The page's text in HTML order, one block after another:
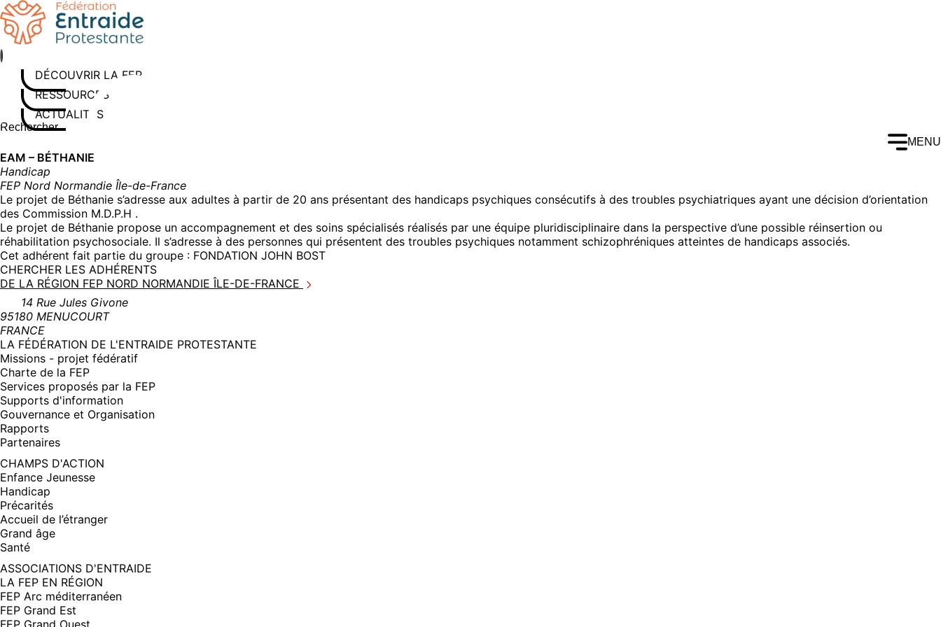
Aller
au
contenu
DÉCOUVRIR LA FEP
RESSOURCES
ACTUALITÉS
Rechercher sur le site
Saisissez au moins 3 caractères pour lancer la recherche
MENU
EAM – BÉTHANIE
Handicap
FEP Nord Normandie Île-de-France
Le projet de Béthanie s’adresse aux adultes à partir de 20 ans présentant des handicaps psychiques consécutifs à des troubles psychiatriques ayant une décision d’orientation
des Commission M.D.P.H .
Le projet de Béthanie propose un accompagnement et des soins spécialisés réalisés par une équipe pluridisciplinaire dans la perspective d’une possible réinsertion ou
réhabilitation psychosociale. Il s’adresse à des personnes qui présentent des troubles psychiques notamment schizophréniques atteintes de handicaps associés.
Cet adhérent fait partie du groupe : FONDATION JOHN BOST
CHERCHER LES ADHÉRENTS
DE LA RÉGION FEP NORD NORMANDIE ÎLE-DE-FRANCE
14 Rue Jules Givone
95180 MENUCOURT
FRANCE
LA FÉDÉRATION DE L'ENTRAIDE PROTESTANTE
Missions - projet fédératif
Charte de la FEP
Services proposés par la FEP
Supports d'information
Gouvernance et Organisation
Rapports
Partenaires
CHAMPS D'ACTION
Enfance Jeunesse
Handicap
Précarités
Accueil de l’étranger
Grand âge
Santé
ASSOCIATIONS D'ENTRAIDE
LA FEP EN RÉGION
FEP Arc méditerranéen
FEP Grand Est
FEP Grand Ouest